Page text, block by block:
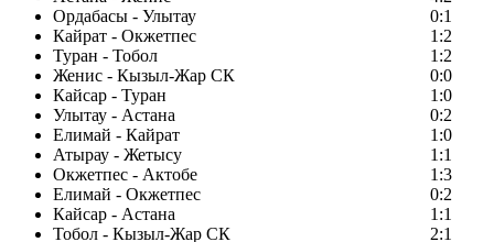
Ордабасы - Улытау
0:1
Кайрат - Окжетпес
1:2
Туран - Тобол
1:2
Женис - Кызыл-Жар СК
0:0
Кайсар - Туран
1:0
Улытау - Астана
0:2
Елимай - Кайрат
1:0
Атырау - Жетысу
1:1
Окжетпес - Актобе
1:3
Елимай - Окжетпес
0:2
Кайсар - Астана
1:1
Тобол - Кызыл-Жар СК
2:1